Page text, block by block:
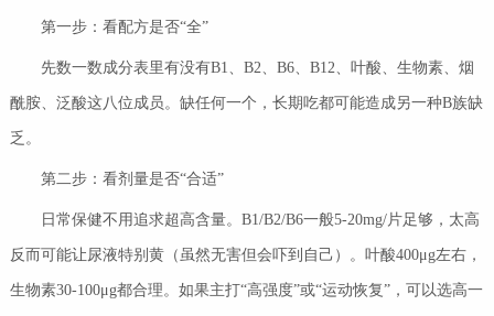
第一步：看配方是否“全”
先数一数成分表里有没有B1、B2、B6、B12、叶酸、生物素、烟
酰胺、泛酸这八位成员。缺任何一个，长期吃都可能造成另一种B族缺
乏。
第二步：看剂量是否“合适”
日常保健不用追求超高含量。B1/B2/B6一般5-20mg/片足够，太高
反而可能让尿液特别黄（虽然无害但会吓到自己）。叶酸400μg左右，
生物素30-100μg都合理。如果主打“高强度”或“运动恢复”，可以选高一